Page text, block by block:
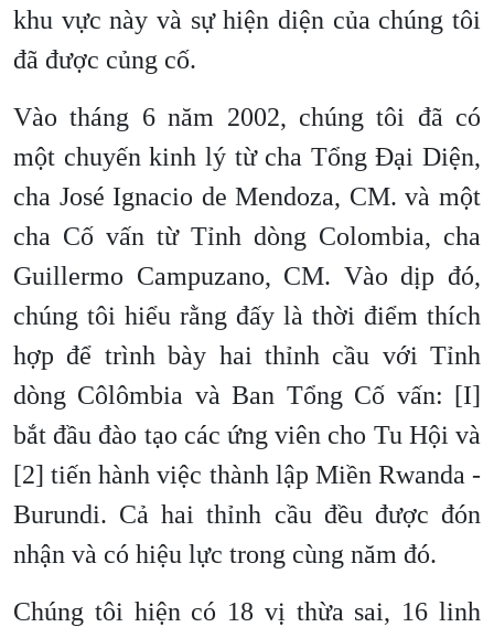
khu vực này và sự hiện diện của chúng tôi
đã được củng cố.
Vào tháng 6 năm 2002, chúng tôi đã có
một chuyến kinh lý từ cha Tổng Đại Diện,
cha José Ignacio de Mendoza, CM. và một
cha Cố vấn từ Tỉnh dòng Colombia, cha
Guillermo Campuzano, CM. Vào dịp đó,
chúng tôi hiểu rằng đấy là thời điểm thích
hợp để trình bày hai thỉnh cầu với Tỉnh
dòng Côlômbia và Ban Tổng Cố vấn: [I]
bắt đầu đào tạo các ứng viên cho Tu Hội và
[2] tiến hành việc thành lập Miền Rwanda -
Burundi. Cả hai thỉnh cầu đều được đón
nhận và có hiệu lực trong cùng năm đó.
Chúng tôi hiện có 18 vị thừa sai, 16 linh